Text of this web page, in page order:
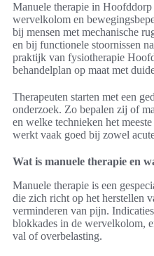
Manuele therapie in
wervelkolom en
bij mensen met mechanische
en bij functionele stoornissen
praktijk van fysiotherapie
behandelplan op maat met
Therapeuten starten met een
onderzoek. Zo bepalen zij of
en welke technieken het
werkt vaak goed bij zowel
Wat is manuele therapie en
Manuele therapie is een
die zich richt op het herstellen
verminderen van pijn.
blokkades in de wervelkolom,
val of overbelasting.